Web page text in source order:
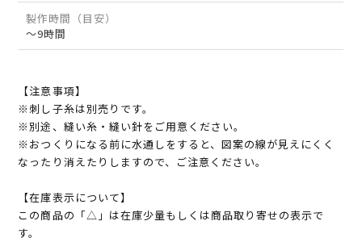
製作時間（目安）
～9時間
【注意事項】
※刺し子糸は別売りです。
※別途、縫い糸・縫い針をご用意ください。
※おつくりになる前に水通しをすると、図案の線が見えにくく
なったり消えたりしますので、ご注意ください。
【在庫表示について】
この商品の「△」は在庫少量もしくは商品取り寄せの表示で
す。